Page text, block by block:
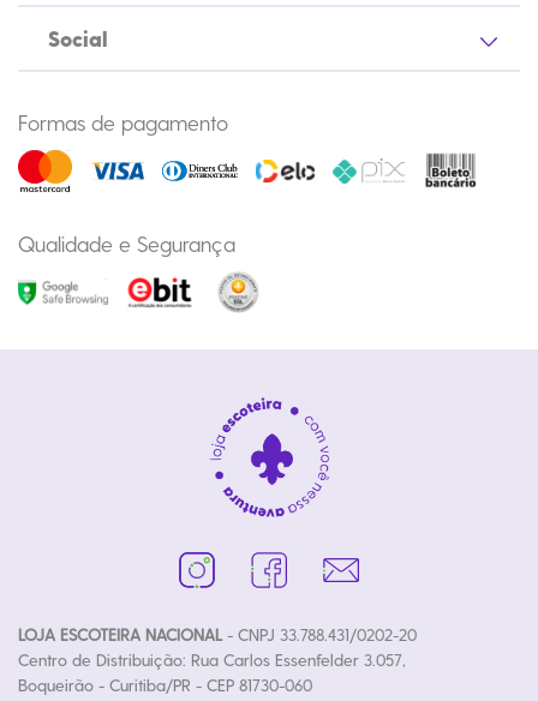
Social
Formas de pagamento
Qualidade e Segurança
LOJA ESCOTEIRA NACIONAL- CNPJ 33.788.431/0202-20
Centro de Distribuição: Rua Carlos Essenfelder 3.057,
Boqueirão - Curitiba/PR - CEP 81730-060